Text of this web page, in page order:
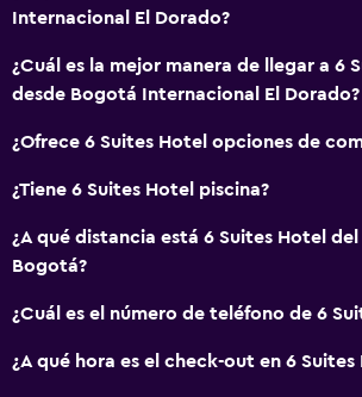
Internacional El Dorado?
¿Cuál es la mejor manera de llegar a 6
desde Bogotá Internacional El Dorado?
¿Ofrece 6 Suites Hotel opciones de
¿Tiene 6 Suites Hotel piscina?
¿A qué distancia está 6 Suites Hotel
Bogotá?
¿Cuál es el número de teléfono de 6
¿A qué hora es el check-out en 6 Suites